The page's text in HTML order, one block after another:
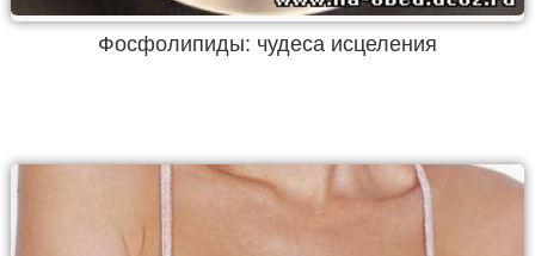
Фосфолипиды: чудеса исцеления